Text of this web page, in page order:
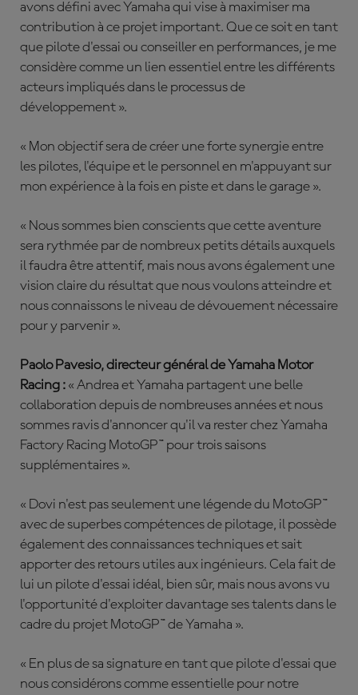
avons défini avec Yamaha qui vise à maximiser ma
contribution à ce projet important. Que ce soit en tant
que pilote d'essai ou conseiller en performances, je me
considère comme un lien essentiel entre les différents
acteurs impliqués dans le processus de
développement ».
« Mon objectif sera de créer une forte synergie entre
les pilotes, l'équipe et le personnel en m'appuyant sur
mon expérience à la fois en piste et dans le garage ».
« Nous sommes bien conscients que cette aventure
sera rythmée par de nombreux petits détails auxquels
il faudra être attentif, mais nous avons également une
vision claire du résultat que nous voulons atteindre et
nous connaissons le niveau de dévouement nécessaire
pour y parvenir ».
Paolo Pavesio, directeur général de Yamaha Motor
Racing : « Andrea et Yamaha partagent une belle
collaboration depuis de nombreuses années et nous
sommes ravis d'annoncer qu'il va rester chez Yamaha
Factory Racing MotoGP™ pour trois saisons
supplémentaires ».
« Dovi n'est pas seulement une légende du MotoGP™
avec de superbes compétences de pilotage, il possède
également des connaissances techniques et sait
apporter des retours utiles aux ingénieurs. Cela fait de
lui un pilote d'essai idéal, bien sûr, mais nous avons vu
l'opportunité d'exploiter davantage ses talents dans le
cadre du projet MotoGP™ de Yamaha ».
« En plus de sa signature en tant que pilote d'essai que
nous considérons comme essentielle pour notre